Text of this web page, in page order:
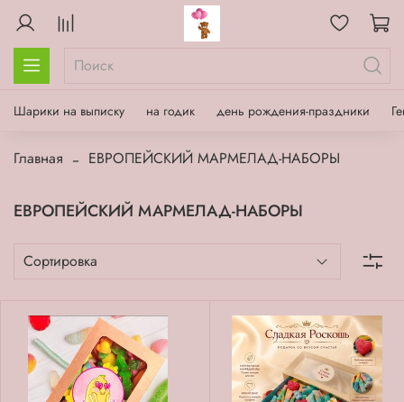
Шарики на выписку на годик день рождения-праздники
Главная ЕВРОПЕЙСКИЙ МАРМЕЛАД-НАБОРЫ
ЕВРОПЕЙСКИЙ МАРМЕЛАД-НАБОРЫ